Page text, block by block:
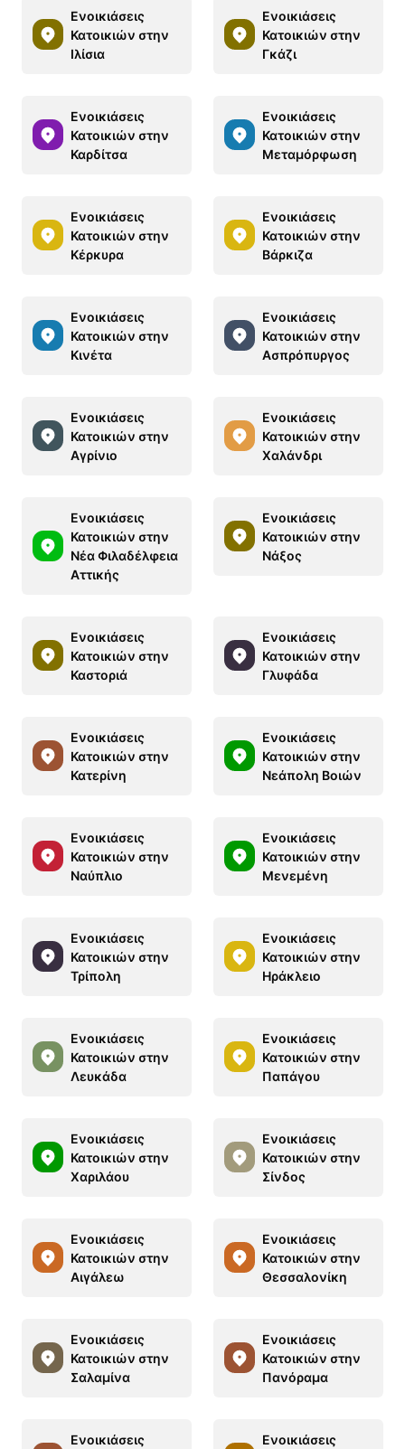
Ενοικιάσεις
Κατοικιών στην
Ιλίσια
Ενοικιάσεις
Κατοικιών στην
Γκάζι
Ενοικιάσεις
Κατοικιών στην
Καρδίτσα
Ενοικιάσεις
Κατοικιών στην
Μεταμόρφωση
Ενοικιάσεις
Κατοικιών στην
Κέρκυρα
Ενοικιάσεις
Κατοικιών στην
Βάρκιζα
Ενοικιάσεις
Κατοικιών στην
Κινέτα
Ενοικιάσεις
Κατοικιών στην
Ασπρόπυργος
Ενοικιάσεις
Κατοικιών στην
Αγρίνιο
Ενοικιάσεις
Κατοικιών στην
Χαλάνδρι
Ενοικιάσεις
Κατοικιών στην
Νέα Φιλαδέλφεια
Αττικής
Ενοικιάσεις
Κατοικιών στην
Νάξος
Ενοικιάσεις
Κατοικιών στην
Καστοριά
Ενοικιάσεις
Κατοικιών στην
Γλυφάδα
Ενοικιάσεις
Κατοικιών στην
Κατερίνη
Ενοικιάσεις
Κατοικιών στην
Νεάπολη Βοιών
Ενοικιάσεις
Κατοικιών στην
Ναύπλιο
Ενοικιάσεις
Κατοικιών στην
Μενεμένη
Ενοικιάσεις
Κατοικιών στην
Τρίπολη
Ενοικιάσεις
Κατοικιών στην
Ηράκλειο
Ενοικιάσεις
Κατοικιών στην
Λευκάδα
Ενοικιάσεις
Κατοικιών στην
Παπάγου
Ενοικιάσεις
Κατοικιών στην
Χαριλάου
Ενοικιάσεις
Κατοικιών στην
Σίνδος
Ενοικιάσεις
Κατοικιών στην
Αιγάλεω
Ενοικιάσεις
Κατοικιών στην
Θεσσαλονίκη
Ενοικιάσεις
Κατοικιών στην
Σαλαμίνα
Ενοικιάσεις
Κατοικιών στην
Πανόραμα
Ενοικιάσεις
Ενοικιάσεις